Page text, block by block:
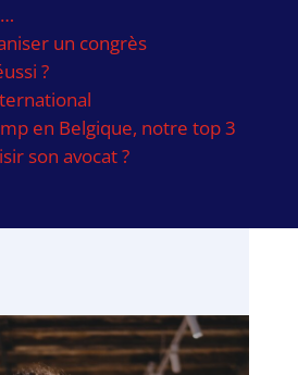
un congrès
?
en Belgique, notre top 3
son avocat ?